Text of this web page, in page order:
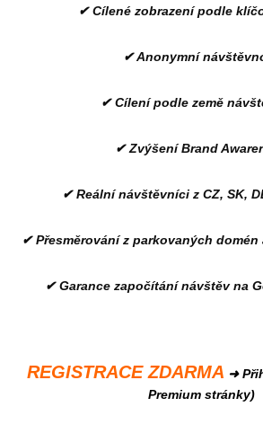
✔ Cílené zobrazení podle
✔ Anonymní
✔ Cílení podle země
✔ Zvýšení Brand
✔ Reální návštěvníci z CZ, SK,
✔ Přesměrování z parkovaných domén
✔ Garance započítání návštěv na
REGISTRACE ZDARMA ➜
Premium stránky)